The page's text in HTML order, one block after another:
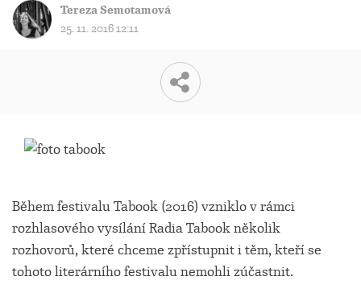
Tereza Semotamová
25. 11. 2016 12:11
Během festivalu Tabook (2016) vzniklo v rámci
rozhlasového vysílání Radia Tabook několik
rozhovorů, které chceme zpřístupnit i těm, kteří se
tohoto literárního festivalu nemohli zúčastnit.